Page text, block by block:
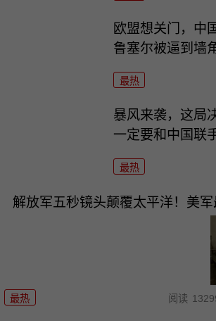
欧盟想关门，中
鲁塞尔被逼到墙
最热
暴风来袭，这局
一定要和中国联
最热
解放军五秒镜头颠覆太平洋！美
最热 阅读